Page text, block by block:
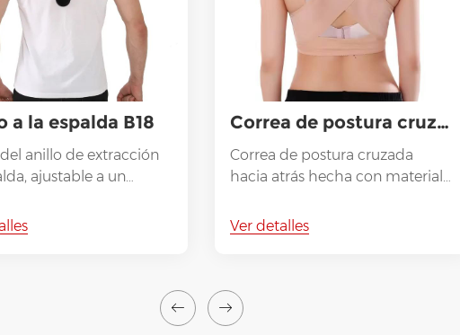
a la espalda B18
anillo de extracción
ajustable a un
Correa de postura cruzada hacia atrás
Correa de postura cruzada
hacia atrás hecha con material
premium que sea liviano,
Ver detalles